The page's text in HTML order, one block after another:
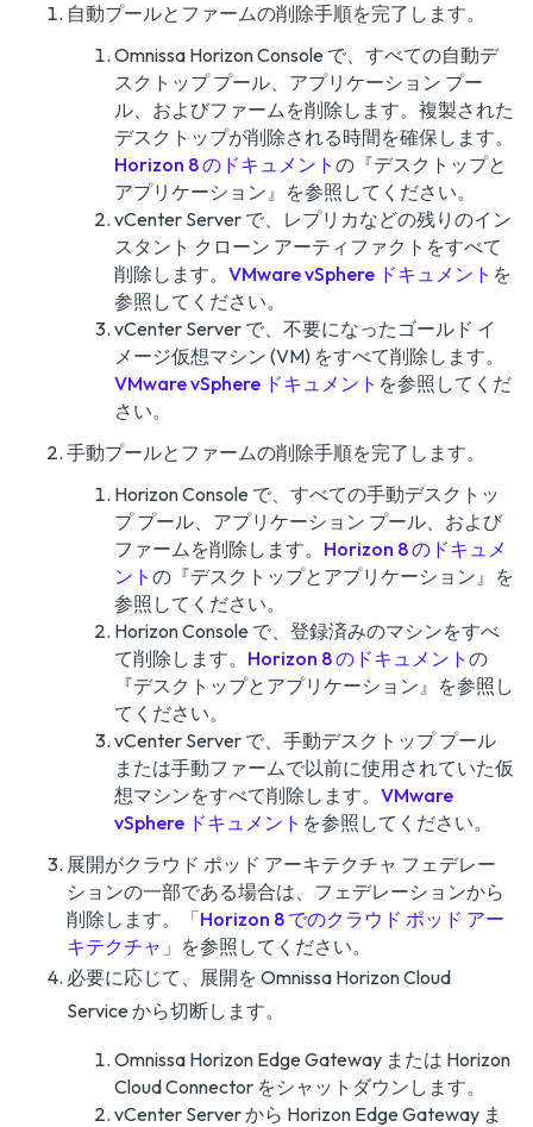
自動プールとファームの削除手順を完了します。
Omnissa Horizon Console で、すべての自動デ
スクトップ プール、アプリケーション プー
ル、およびファームを削除します。複製された
デスクトップが削除される時間を確保します。
Horizon 8 のドキュメント の『デスクトップと
アプリケーション』を参照してください。
vCenter Server で、レプリカなどの残りのイン
スタント クローン アーティファクトをすべて
削除します。 VMware vSphere ドキュメント を
参照してください。
vCenter Server で、不要になったゴールド イ
メージ仮想マシン (VM) をすべて削除します。
VMware vSphere ドキュメント を参照してくだ
さい。
手動プールとファームの削除手順を完了します。
Horizon Console で、すべての手動デスクトッ
プ プール、アプリケーション プール、および
ファームを削除します。 Horizon 8 のドキュメ
ント の『デスクトップとアプリケーション』を
参照してください。
Horizon Console で、登録済みのマシンをすべ
て削除します。 Horizon 8 のドキュメント の
『デスクトップとアプリケーション』を参照し
てください。
vCenter Server で、手動デスクトップ プール
または手動ファームで以前に使用されていた仮
想マシンをすべて削除します。 VMware
vSphere ドキュメント を参照してください。
展開がクラウド ポッド アーキテクチャ フェデレー
ションの一部である場合は、フェデレーションから
削除します。「Horizon 8 でのクラウド ポッド アー
キテクチャ 」を参照してください。
必要に応じて、展開を Omnissa Horizon Cloud
Service から切断します。
Omnissa Horizon Edge Gateway または Horizon
Cloud Connector をシャットダウンします。
vCenter Server から Horizon Edge Gateway ま